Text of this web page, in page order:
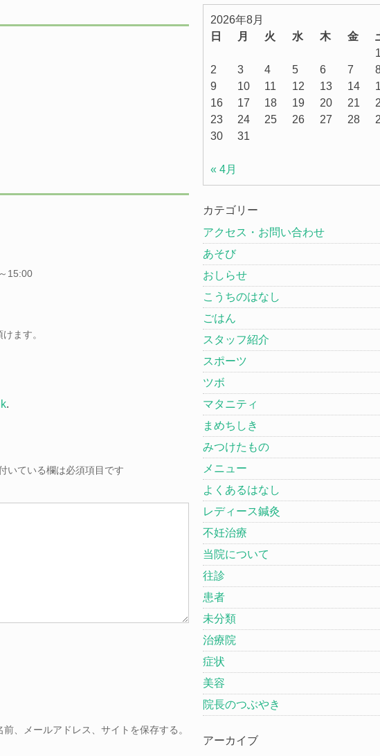
15:00
ます。
.
いている欄は必須項目です
、メールアドレス、サイトを保存する。
2026年8月
日
月 火 水 木 金
1
2
3 4 5 6 7
9
10 11 12 13 14
16
17 18 19 20 21
23
24 25 26 27 28
30
31
« 4月
カテゴリー
アクセス・お問い合わせ
あそび
おしらせ
こうちのはなし
ごはん
スタッフ紹介
スポーツ
ツボ
マタニティ
まめちしき
みつけたもの
メニュー
よくあるはなし
レディース鍼灸
不妊治療
当院について
往診
患者
未分類
治療院
症状
美容
院長のつぶやき
アーカイブ